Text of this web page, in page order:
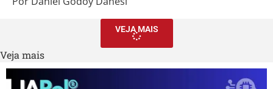
VEJA MAIS
Veja mais